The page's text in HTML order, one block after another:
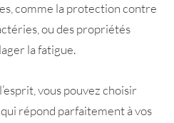
comme la protection contre
ou des propriétés
la fatigue.
vous pouvez choisir
répond parfaitement à vos